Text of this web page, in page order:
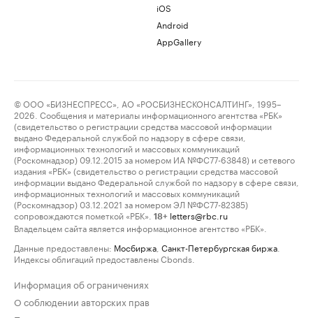
iOS
Android
AppGallery
© ООО «БИЗНЕСПРЕСС», АО «РОСБИЗНЕСКОНСАЛТИНГ», 1995–
2026. Сообщения и материалы информационного агентства «РБК»
(свидетельство о регистрации средства массовой информации
выдано Федеральной службой по надзору в сфере связи,
информационных технологий и массовых коммуникаций
(Роскомнадзор) 09.12.2015 за номером ИА №ФС77-63848) и сетевого
издания «РБК» (свидетельство о регистрации средства массовой
информации выдано Федеральной службой по надзору в сфере связи,
информационных технологий и массовых коммуникаций
(Роскомнадзор) 03.12.2021 за номером ЭЛ №ФС77-82385)
сопровождаются пометкой «РБК».
18+ letters@rbc.ru
Владельцем сайта является информационное агентство «РБК».
Данные предоставлены: Мосбиржа Санкт-Петербургская биржа
Индексы облигаций предоставлены Cbonds.
Информация об ограничениях
О соблюдении авторских прав